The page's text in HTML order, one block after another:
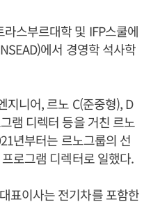
스부르대학 및 IFP스쿨에
에서 경영학 석사학
지니어, 르노 C(준중형), D
램 디렉터 등을 거친 르노
년부터는 르노그룹의 선
로그램 디렉터로 일했다.
표이사는 전기차를 포함한